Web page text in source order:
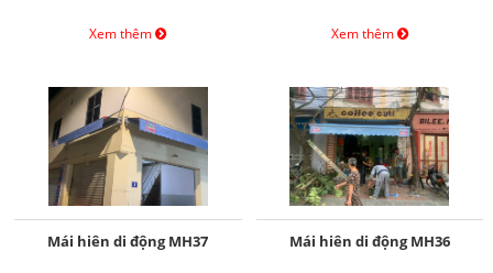
Xem thêm Xem thêm
Mái hiên di động MH37 Mái hiên di động MH36